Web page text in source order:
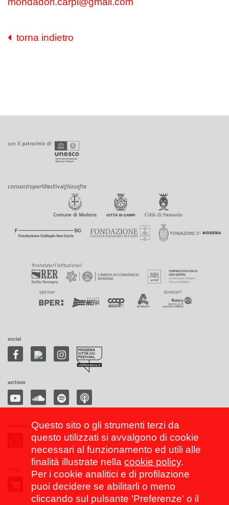
torna indietro
social
archivio
Questo sito o gli strumenti terzi da
questo utilizzati si avvalgono di cookie
necessari al funzionamento ed utili alle
finalità illustrate nella cookie policy.
Per i cookie analitici e di profilazione
puoi decidere se abilitarli o meno
cliccando sul pulsante 'Preferenze' o il